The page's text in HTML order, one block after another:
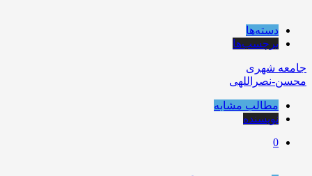
دسته‌ها
برچسب‌ها
جامعه شهری
محسن-نصراللهی
مطالب مشابه
نویسنده
0